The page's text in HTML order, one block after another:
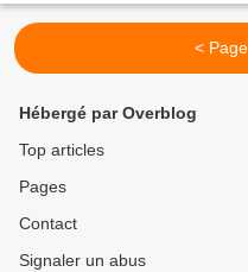
<
Hébergé par Overblog
Top articles
Pages
Contact
Signaler un abus